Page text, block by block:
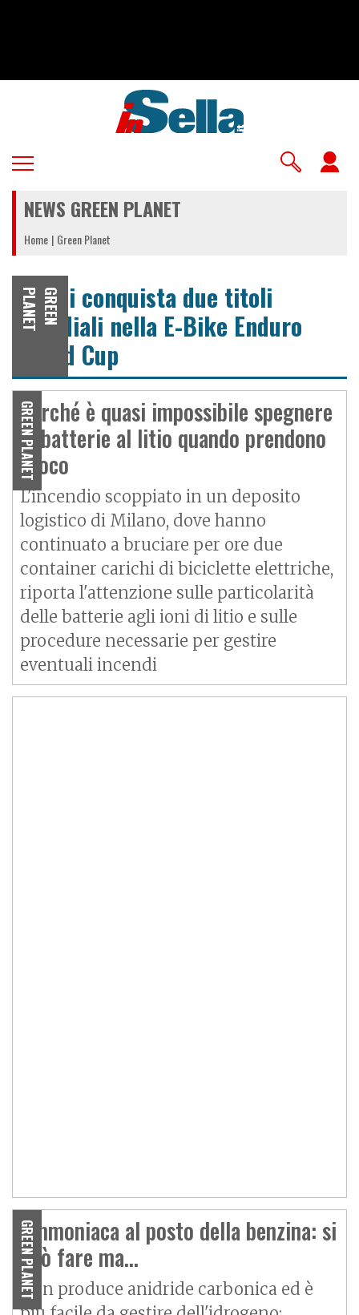
NEWS GREEN PLANET
Home Green Planet
G
R
E
E
N
P
L
A
N
E
T
Polini conquista due titoli
mondiali nella E-Bike Enduro
World Cup
GREEN PLANET
Perché è quasi impossibile spegnere
le batterie al litio quando prendono
fuoco
L'incendio scoppiato in un deposito
logistico di Milano, dove hanno
continuato a bruciare per ore due
container carichi di biciclette elettriche,
riporta l'attenzione sulle particolarità
delle batterie agli ioni di litio e sulle
procedure necessarie per gestire
eventuali incendi
GREEN PLANET
Ammoniaca al posto della benzina: si
può fare ma...
Non produce anidride carbonica ed è